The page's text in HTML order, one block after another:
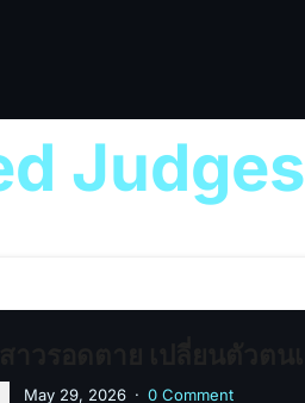
Judges
May 29, 2026 · 0 Comment